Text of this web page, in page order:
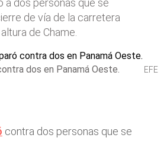
a dos personas que se
de vía de la carretera
de Chame.
dos en Panamá Oeste. EFE
contra dos personas que se